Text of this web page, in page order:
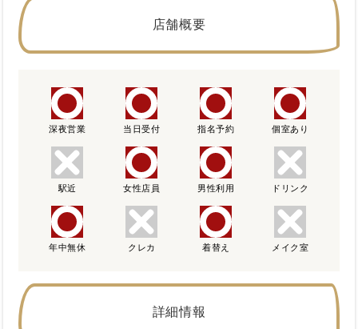
店舗概要
深夜営業 当日受付 指名予約 個室あり
駅近 女性店員 男性利用 ドリンク
年中無休 クレカ 着替え メイク室
詳細情報